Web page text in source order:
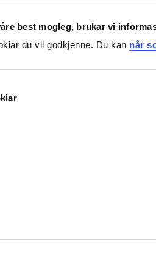
best mogleg, brukar vi
du vil godkjenne. Du kan når